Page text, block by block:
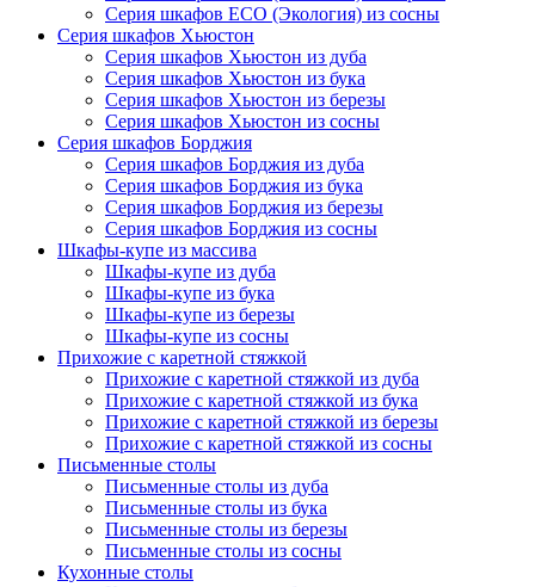
Серия шкафов ECO (Экология) из сосны
Серия шкафов Хьюстон
Серия шкафов Хьюстон из дуба
Серия шкафов Хьюстон из бука
Серия шкафов Хьюстон из березы
Серия шкафов Хьюстон из сосны
Серия шкафов Борджия
Серия шкафов Борджия из дуба
Серия шкафов Борджия из бука
Серия шкафов Борджия из березы
Серия шкафов Борджия из сосны
Шкафы-купе из массива
Шкафы-купе из дуба
Шкафы-купе из бука
Шкафы-купе из березы
Шкафы-купе из сосны
Прихожие с каретной стяжкой
Прихожие с каретной стяжкой из дуба
Прихожие с каретной стяжкой из бука
Прихожие с каретной стяжкой из березы
Прихожие с каретной стяжкой из сосны
Письменные столы
Письменные столы из дуба
Письменные столы из бука
Письменные столы из березы
Письменные столы из сосны
Кухонные столы